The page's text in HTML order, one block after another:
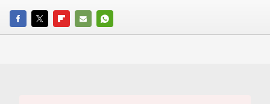
FACEBOOKTWITTERFLIPBOARD
E-
WHATSAPP